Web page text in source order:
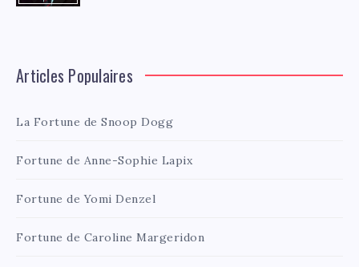
Articles Populaires
La Fortune de Snoop Dogg
Fortune de Anne-Sophie Lapix
Fortune de Yomi Denzel
Fortune de Caroline Margeridon